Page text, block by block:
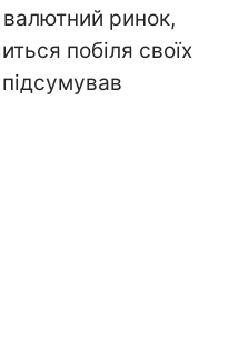
ринок,
побіля своїх
підсумував